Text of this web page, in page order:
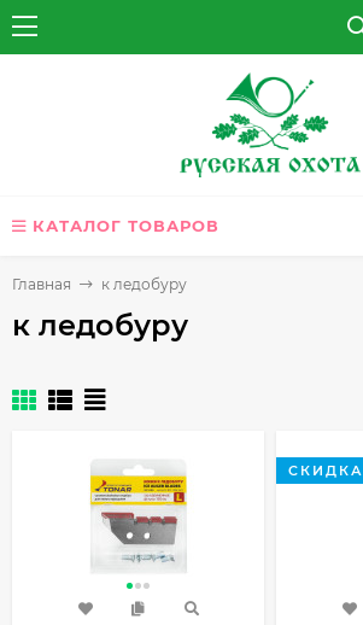
КАТАЛОГ ТОВАРОВ
Главная к ледобуру
к ледобуру
СКИДКА